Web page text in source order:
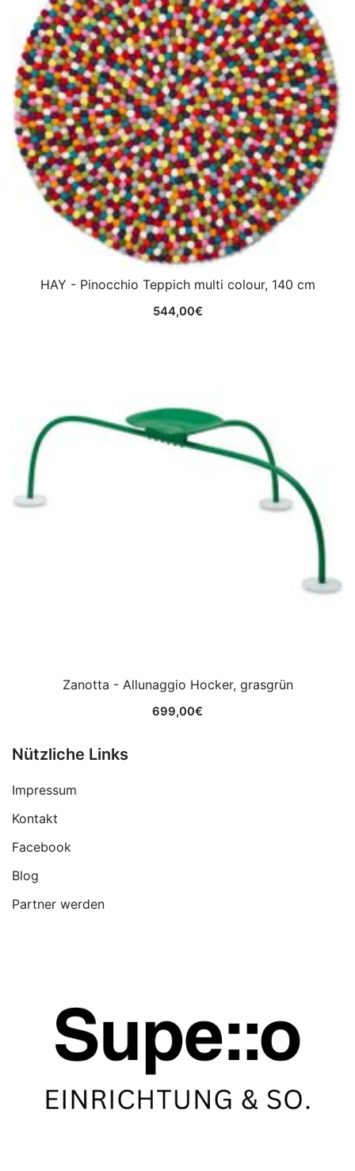
HAY - Pinocchio Teppich multi colour, 140 cm
544,00€
Zanotta - Allunaggio Hocker, grasgrün
699,00€
Nützliche Links
Impressum
Kontakt
Facebook
Blog
Partner werden